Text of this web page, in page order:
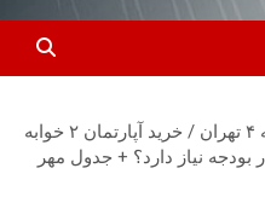
لیست قیمت خرید مسکن در منطقه ۴ تهران / خرید آپارتمان ۲ خوابه
بودجه نیاز دارد؟ + جدول مهر